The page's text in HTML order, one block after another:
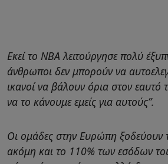
Εκεί το NBA λειτούργησε πολύ
άνθρωποι δεν μπορούν να
ικανοί να βάλουν όρια στον εαυτό
να το κάνουμε εμείς για αυτούς”.
Οι ομάδες στην Ευρώπη ξοδεύουν
ακόμη και το 110% των εσόδων